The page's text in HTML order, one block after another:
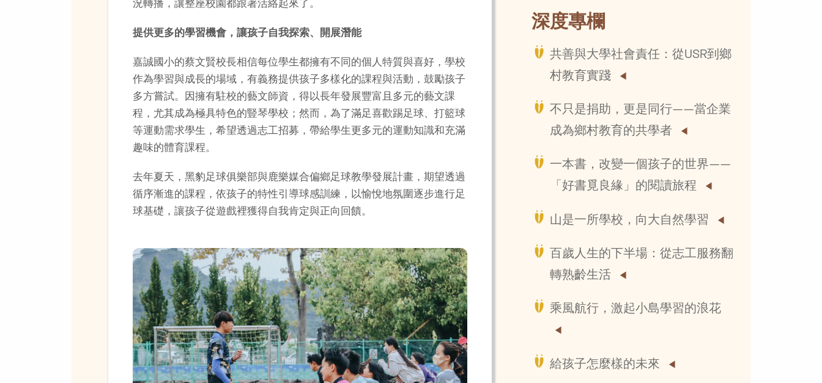
況轉播，讓整座校園都跟著活絡起來了。
提供更多的學習機會，讓孩子自我探索、開展潛能
嘉誠國小的蔡文賢校長相信每位學生都擁有不同的個人特質與喜好，學校
作為學習與成長的場域，有義務提供孩子多樣化的課程與活動，鼓勵孩子
多方嘗試。因擁有駐校的藝文師資，得以長年發展豐富且多元的藝文課
程，尤其成為極具特色的豎琴學校；然而，為了滿足喜歡踢足球、打籃球
等運動需求學生，希望透過志工招募，帶給學生更多元的運動知識和充滿
趣味的體育課程。
去年夏天，黑豹足球俱樂部與鹿樂媒合偏鄉足球教學發展計畫，期望透過
循序漸進的課程，依孩子的特性引導球感訓練，以愉悅地氛圍逐步進行足
球基礎，讓孩子從遊戲裡獲得自我肯定與正向回饋。
深度專欄
共善與大學社會責任：從USR到鄉
村教育實踐
不只是捐助，更是同行——當企業
成為鄉村教育的共學者
一本書，改變一個孩子的世界——
「好書覓良緣」的閱讀旅程
山是一所學校，向大自然學習
百歲人生的下半場：從志工服務翻
轉熟齡生活
乘風航行，激起小島學習的浪花
給孩子怎麼樣的未來